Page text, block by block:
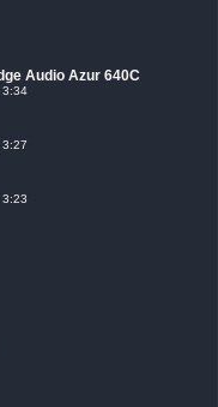
Audio Azur 640C
3:34